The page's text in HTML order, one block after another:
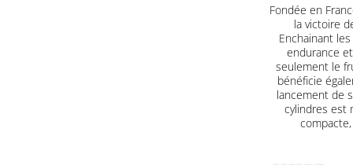
Fondée en
la victoire
Enchainant
endurance
seulement le
bénéficie
lancement de
cylindres est